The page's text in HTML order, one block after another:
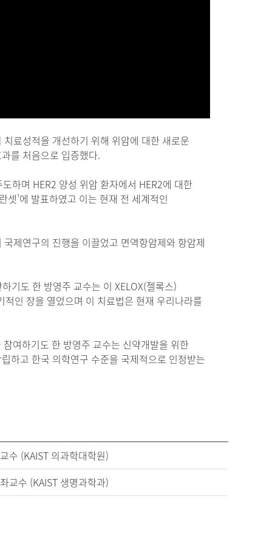
료성적을 개선하기 위해 위암에 대한 새로운
를 처음으로 입증했다.
하며 HER2 양성 위암 환자에서 HER2에 대한
’에 발표하였고 이는 현재 전 세계적인
제연구의 진행을 이끌었고 면역항암제와 항암제
기도 한 방영주 교수는 이 XELOX(젤록스)
인 장을 열었으며 이 치료법은 현재 우리나라를
여하기도 한 방영주 교수는 신약개발을 위한
하고 한국 의학연구 수준을 국제적으로 인정받는
수 (KAIST 의과학대학원)
교수 (KAIST 생명과학과)